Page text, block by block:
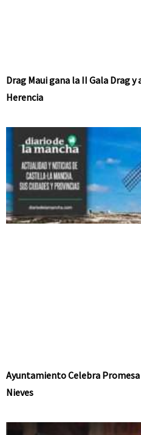
Drag Maui gana la II Gala Drag y
Herencia
Ayuntamiento Celebra Promesa
Nieves